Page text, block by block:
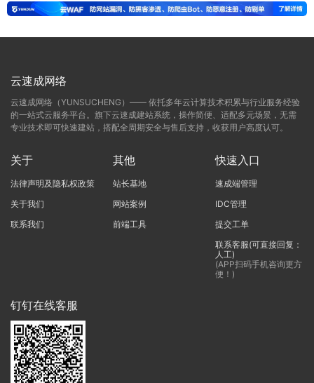
云速成网络
云速成网络（YUNSUCHENG）—— 依托多年云计算技术积累与行业服务经验
的一站式云服务平台。旗下云速成建站系统，操作简便、适配多元场景，无需
专业技术即可快速建站，搭配全周期安全与售后支持，收获用户高度认可。
关于
法律声明及隐私权政策
关于我们
联系我们
其他
站长基地
网站案例
前端工具
快速入口
速成端管理
IDC管理
提交工单
联系客服(可直接回复：
人工)
(APP扫码手机咨询更方
便！)
钉钉在线客服